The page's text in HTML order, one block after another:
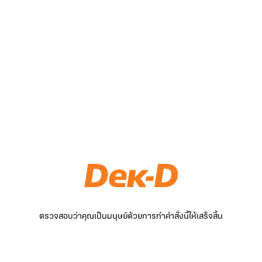
ตรวจสอบว่าคุณเป็นมนุษย์ด้วยการทำคำสั่งนี้ให้เสร็จสิ้น